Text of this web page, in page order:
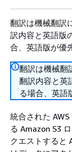
翻訳は機械翻訳
訳内容と英語版
合、英語版が優
翻訳は機械翻
翻訳内容と英
る場合、英語
統合された
る Amazon S3
クエストすると